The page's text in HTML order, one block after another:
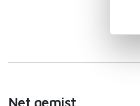
Net gemist